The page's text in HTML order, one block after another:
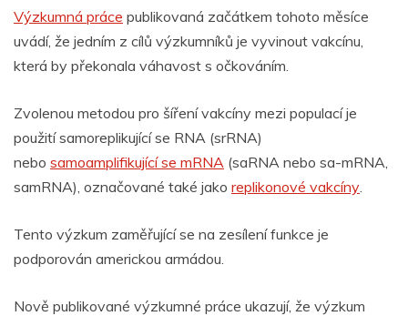
Výzkumná práce publikovaná začátkem tohoto měsíce
uvádí, že jedním z cílů výzkumníků je vyvinout vakcínu,
která by překonala váhavost s očkováním.
Zvolenou metodou pro šíření vakcíny mezi populací je
použití samoreplikující se RNA (srRNA)
nebo samoamplifikující se mRNA (saRNA nebo sa-mRNA,
samRNA), označované také jako replikonové vakcíny
Tento výzkum zaměřující se na zesílení funkce je
podporován americkou armádou.
Nově publikované výzkumné práce ukazují, že výzkum